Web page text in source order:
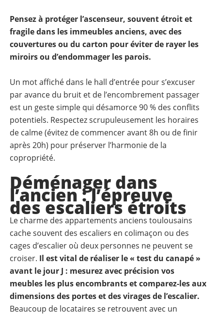
Pensez à protéger l’ascenseur, souvent étroit et
fragile dans les immeubles anciens, avec des
couvertures ou du carton pour éviter de rayer les
miroirs ou d’endommager les parois.
Un mot affiché dans le hall d’entrée pour s’excuser
par avance du bruit et de l’encombrement passager
est un geste simple qui désamorce 90 % des conflits
potentiels. Respectez scrupuleusement les horaires
de calme (évitez de commencer avant 8h ou de finir
après 20h) pour préserver l’harmonie de la
copropriété.
Déménager dans
l’ancien : l’épreuve
des escaliers étroits
Le charme des appartements anciens toulousains
cache souvent des escaliers en colimaçon ou des
cages d’escalier où deux personnes ne peuvent se
croiser. Il est vital de réaliser le « test du canapé »
avant le jour J : mesurez avec précision vos
meubles les plus encombrants et comparez-les aux
dimensions des portes et des virages de l’escalier.
Beaucoup de locataires se retrouvent avec un